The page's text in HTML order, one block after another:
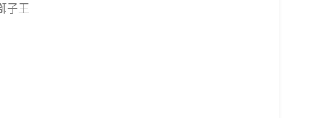
子王